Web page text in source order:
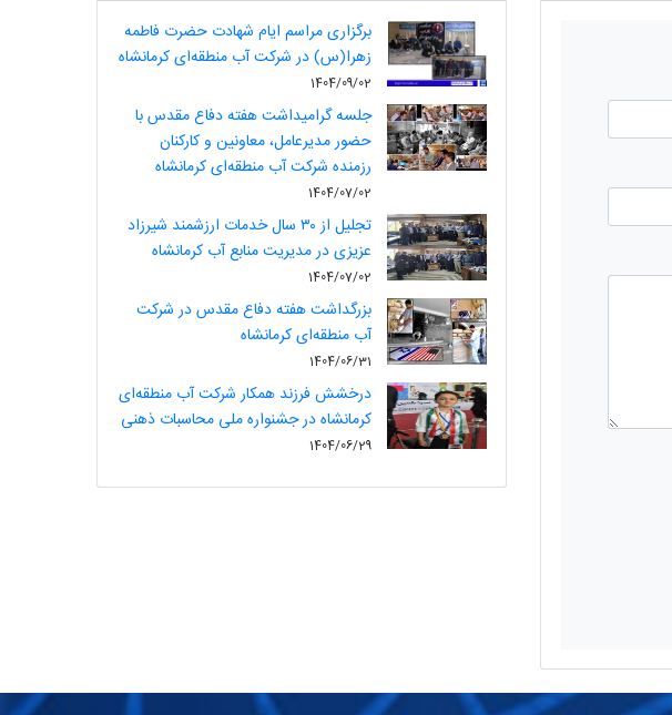
برگزاری مراسم ایام شهادت حضرت فاطمه
زهرا(س) در شرکت آب منطقه‌ای کرمانشاه
1404/09/02
جلسه گرامیداشت هفته دفاع مقدس با
حضور مدیرعامل، معاونین و کارکنان
رزمنده شرکت آب منطقه‌ای کرمانشاه
1404/07/02
تجلیل از ۳۰ سال خدمات ارزشمند شیرزاد
عزیزی در مدیریت منابع آب کرمانشاه
1404/07/02
بزرگداشت هفته دفاع مقدس در شرکت
آب منطقه‌ای کرمانشاه
1404/06/31
درخشش فرزند همکار شرکت آب منطقه‌ای
کرمانشاه در جشنواره ملی محاسبات ذهنی
1404/06/29